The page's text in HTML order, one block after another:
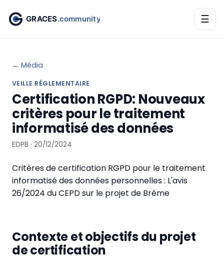
☰
← Média
VEILLE RÉGLEMENTAIRE
Certification RGPD: Nouveaux
critères pour le traitement
informatisé des données
EDPB · 20/12/2024
Critères de certification RGPD pour le traitement
informatisé des données personnelles : L'avis
26/2024 du CEPD sur le projet de Brême
Contexte et objectifs du projet
de certification